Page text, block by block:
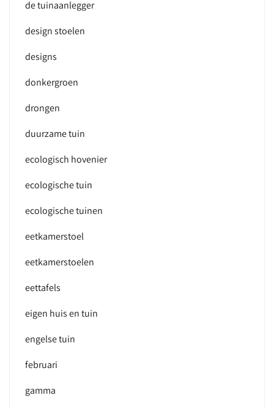
de tuinaanlegger
design stoelen
designs
donkergroen
drongen
duurzame tuin
ecologisch hovenier
ecologische tuin
ecologische tuinen
eetkamerstoel
eetkamerstoelen
eettafels
eigen huis en tuin
engelse tuin
februari
gamma